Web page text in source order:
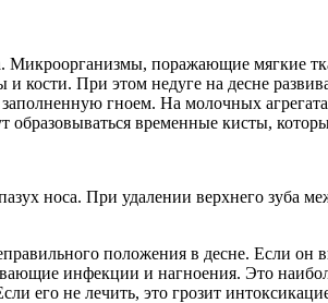
Микроорганизмы, поражающие мягкие
кости. При этом недуге на десне
гноем. На молочных
временные кисты,
носа. При удалении верхнего зуба
положения в десне. Если он
инфекции и нагноения. Это
его не лечить, это грозит